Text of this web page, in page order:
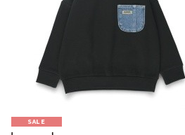
SALE